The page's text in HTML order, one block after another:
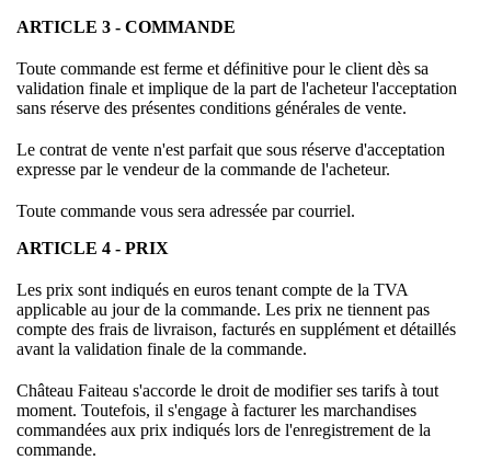
ARTICLE 3 - COMMANDE
Toute commande est ferme et définitive pour le client dès sa
validation finale et implique de la part de l'acheteur l'acceptation
sans réserve des présentes conditions générales de vente.
Le contrat de vente n'est parfait que sous réserve d'acceptation
expresse par le vendeur de la commande de l'acheteur.
Toute commande vous sera adressée par courriel.
ARTICLE 4 - PRIX
Les prix sont indiqués en euros tenant compte de la TVA
applicable au jour de la commande. Les prix ne tiennent pas
compte des frais de livraison, facturés en supplément et détaillés
avant la validation finale de la commande.
Château Faiteau s'accorde le droit de modifier ses tarifs à tout
moment. Toutefois, il s'engage à facturer les marchandises
commandées aux prix indiqués lors de l'enregistrement de la
commande.